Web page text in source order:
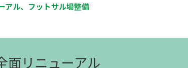
アル、フットサル場整備
面リニューアル